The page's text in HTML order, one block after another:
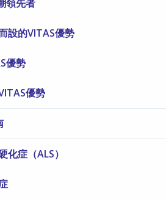
領先者
設的VITAS優勢
優勢
優勢
化症（ALS）